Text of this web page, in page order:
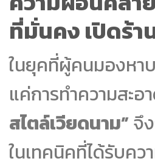
ที่มั่นคง เปิดร้า
ในยุคที่ผู้คนมองหา
แค่การทำความสะอ
สไตล์เวียดนาม”จึ
ในเทคนิคที่ได้รับค